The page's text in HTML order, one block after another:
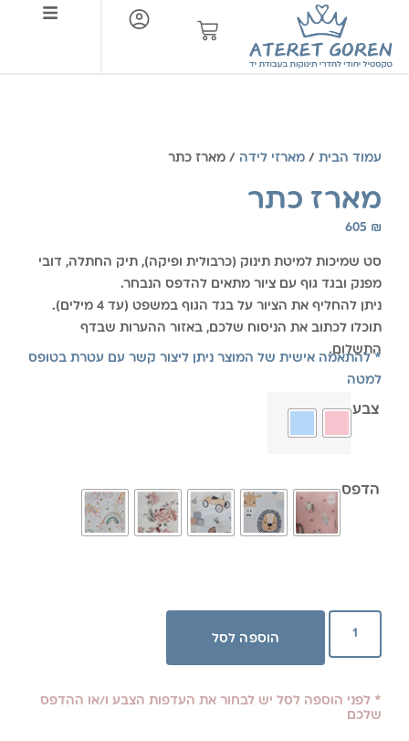
עמוד הבית / מארזי לידה / מארז כתר
מארז כתר
605 ₪
סט שמיכות למיטת תינוק (כרבולית ופיקה), תיק החתלה, דובי
מפנק ובגד גוף עם ציור מתאים להדפס הנבחר.
ניתן להחליף את הציור על בגד הגוף במשפט (עד 4 מילים).
תוכלו לכתוב את הניסוח שלכם, באזור ההערות שבדף
התשלום.
* להתאמה אישית של המוצר ניתן ליצור קשר עם עטרת בטופס
למטה
צבע
הדפס
הוספה לסל
* לפני הוספה לסל יש לבחור את העדפות הצבע ו/או ההדפס
שלכם